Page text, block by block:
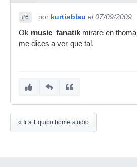
#6 por kurtisblau el 07/09/2009
Ok music_fanatik mirare en
me dices a ver que tal.
« Ir a Equipo home studio